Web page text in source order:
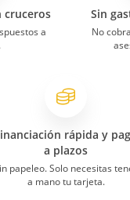
cruceros
a
Sin
No
rápida y
a plazos
papeleo. Solo necesitas
a mano tu tarjeta.